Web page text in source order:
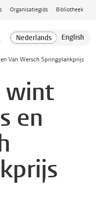
Organisatiegids Bibliotheek
Van Wersch Springplankprijs
wint
en